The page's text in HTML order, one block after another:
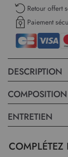
Retour offert
Paiement
DESCRIPTION
COMPOSITION
ENTRETIEN
COMPLÉTEZ